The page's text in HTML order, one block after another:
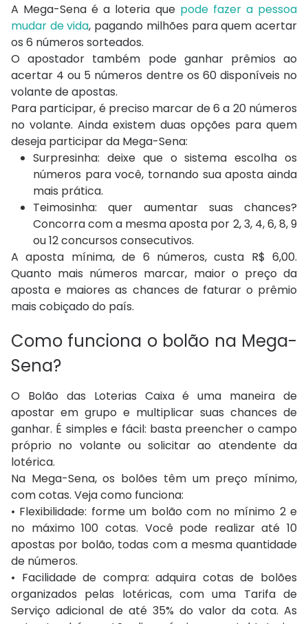
A Mega-Sena é a loteria que pode fazer a pessoa
mudar de vida, pagando milhões para quem acertar
os 6 números sorteados.
O apostador também pode ganhar prêmios ao
acertar 4 ou 5 números dentre os 60 disponíveis no
volante de apostas.
Para participar, é preciso marcar de 6 a 20 números
no volante. Ainda existem duas opções para quem
deseja participar da Mega-Sena:
Surpresinha: deixe que o sistema escolha os
números para você, tornando sua aposta ainda
mais prática.
Teimosinha: quer aumentar suas chances?
Concorra com a mesma aposta por 2, 3, 4, 6, 8, 9
ou 12 concursos consecutivos.
A aposta mínima, de 6 números, custa R$ 6,00.
Quanto mais números marcar, maior o preço da
aposta e maiores as chances de faturar o prêmio
mais cobiçado do país.
Como funciona o bolão na Mega-
Sena?
O Bolão das Loterias Caixa é uma maneira de
apostar em grupo e multiplicar suas chances de
ganhar. É simples e fácil: basta preencher o campo
próprio no volante ou solicitar ao atendente da
lotérica.
Na Mega-Sena, os bolões têm um preço mínimo,
com cotas. Veja como funciona:
• Flexibilidade: forme um bolão com no mínimo 2 e
no máximo 100 cotas. Você pode realizar até 10
apostas por bolão, todas com a mesma quantidade
de números.
• Facilidade de compra: adquira cotas de bolões
organizados pelas lotéricas, com uma Tarifa de
Serviço adicional de até 35% do valor da cota. As